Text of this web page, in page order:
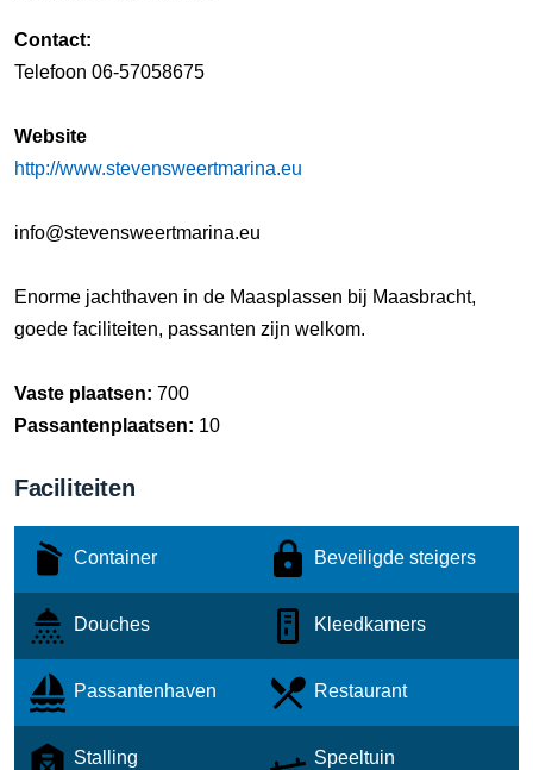
Contact:
Telefoon 06-57058675
Website
http://www.stevensweertmarina.eu
info@stevensweertmarina.eu
Enorme jachthaven in de Maasplassen bij Maasbracht,
goede faciliteiten, passanten zijn welkom.
Vaste plaatsen: 700
Passantenplaatsen: 10
Faciliteiten
Container Beveiligde steigers
Douches Kleedkamers
Passantenhaven Restaurant
Stalling Speeltuin